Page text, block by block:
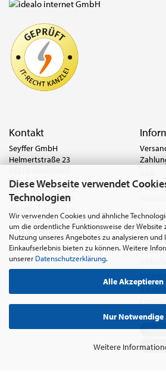
Diese Webseite verwendet
Technologien
Wir verwenden Cookies und ähnliche
um die ordentliche Funktionsweise der Website
Nutzung unseres Angebotes zu analysieren
Einkaufserlebnis bieten zu können. Weitere
unserer Datenschutzerklärung.
Alle Akzeptieren
Nur Notwendige
Weitere
Kontakt
Seyffer GmbH
Helmertstraße 23
Deutschland
Tel.:0621 8779-555
anfrage@seyffer.shop
www.seyffer-gmbh.de